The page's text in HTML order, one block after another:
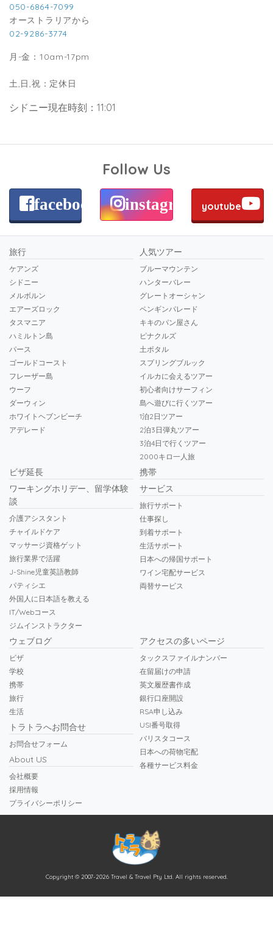
050-6864-7099
オーストラリアから
02-9286-3774
月-金：10am-17pm
土,日,祝：定休日
シドニー現在時刻：11:01
Follow Us
facebook instagram youtube
旅行
ケアンズ
シドニー
メルボルン
エアーズロック
タスマニア
ハミルトン島
パース
ゴールドコースト
フレーザー島
ウーフ
ダーウィン
ホワイトヘブンビーチ
アデレード
人気ツアー
ブルーマウンテン
ハンターバレー
グレートオーシャン
ペンギンパレード
キキのパン屋さん
ピナクルズ
土ボタル
スプリングブルック
イルカに会えるツアー
初心者向けサーフィン
島へ遊びに行くツアー
1泊2日ツアー
2泊3日弾丸ツアー
3泊4日で行くツアー
2000キロ一人旅
ビザ延長
ワーキングホリデー、留学体験
談
介護アシスタント
チャイルドケア
マッサージ資格ゲット
旅行業界で活躍
J-Shine児童英語教師
パティシエ
外国人に日本語を教える
IT/Webコース
ジムインストラクター
携帯
サービス
旅行サポート
仕事探し
到着サポート
生活サポート
日本への帰国サポート
ワイン宅配サービス
両替サービス
ウェブログ
ビザ
学校
携帯
旅行
生活
トラトラへお問合せ
お問合せフォーム
About US
会社概要
採用情報
プライバシーポリシー
アクセスの多いページ
タックスファイルナンバー
在留届けの申請
英文履歴書作成
銀行口座開設
RSA申し込み
USI番号取得
バリスタコース
日本への荷物宅配
各種サービス料金
Copyright © 2007-2026 Travel & Travel Pty Ltd. All rights reserved.